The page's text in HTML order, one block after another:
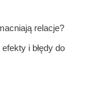
relacje?
i błędy do